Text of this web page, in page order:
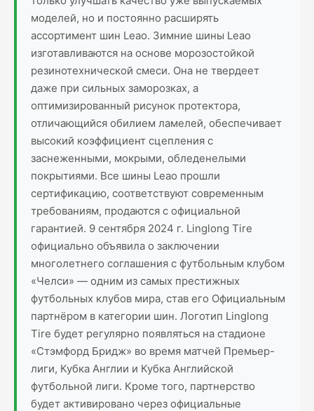
моделей, но и постоянно расширять
ассортимент шин Leao. Зимние шины Leao
изготавливаются на основе морозостойкой
резинотехнической смеси. Она не твердеет
даже при сильных заморозках, а
оптимизированный рисунок протектора,
отличающийся обилием ламелей, обеспечивает
высокий коэффициент сцепления с
заснеженными, мокрыми, обледенелыми
покрытиями. Все шины Leao прошли
сертификацию, соответствуют современным
требованиям, продаются с официальной
гарантией. 9 сентября 2024 г. Linglong Tire
официально объявила о заключении
многолетнего соглашения с футбольным клубом
«Челси» — одним из самых престижных
футбольных клубов мира, став его Официальным
партнёром в категории шин. Логотип Linglong
Tire будет регулярно появляться на стадионе
«Стэмфорд Бридж» во время матчей Премьер-
лиги, Кубка Англии и Кубка Английской
футбольной лиги. Кроме того, партнерство
будет активировано через официальные